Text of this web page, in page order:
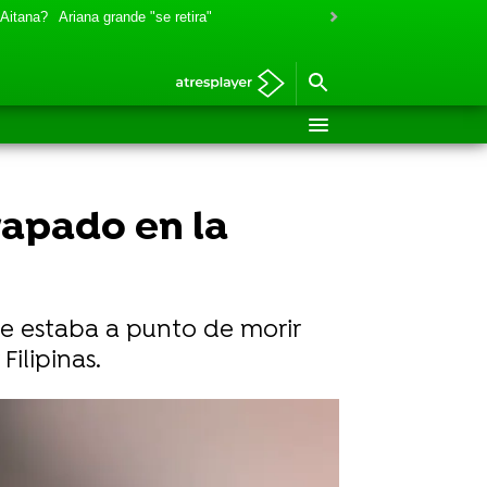
Ariana grande "se retira"
en la
estaba a punto de morir